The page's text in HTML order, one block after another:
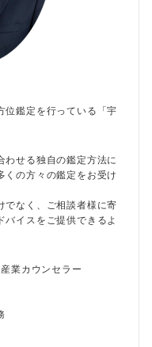
位鑑定を行っている「宇
わせる独自の鑑定方法に
くの方々の鑑定をお受け
でなく、ご相談者様に寄
バイスをご提供できるよ
業カウンセラー